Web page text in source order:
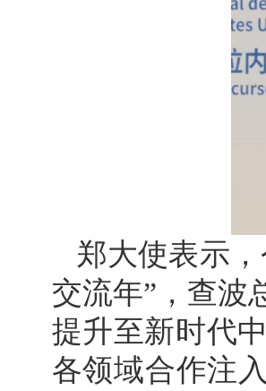
郑大使表示
交流年”，查波
提升至新时代
各领域合作注